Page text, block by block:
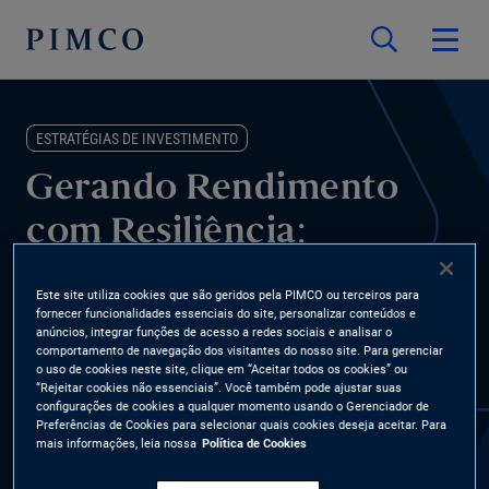
ESTRATÉGIAS DE INVESTIMENTO
Gerando Rendimento
com Resiliência:
Mercado Atual
Nos mercados atuais, gerar rendimento sem abrir mão da
resiliência é fundamental. O CIO do grupo, Dan Ivascyn, comenta
como nossa abordagem aproveita rendimentos iniciais elevados
Este site utiliza cookies que são geridos pela PIMCO ou terceiros para
fornecer funcionalidades essenciais do site, personalizar conteúdos e
anúncios, integrar funções de acesso a redes sociais e analisar o
comportamento de navegação dos visitantes do nosso site. Para gerenciar
o uso de cookies neste site, clique em “Aceitar todos os cookies” ou
“Rejeitar cookies não essenciais”. Você também pode ajustar suas
configurações de cookies a qualquer momento usando o Gerenciador de
Preferências de Cookies para selecionar quais cookies deseja aceitar. Para
mais informações, leia nossa Política de Cookies